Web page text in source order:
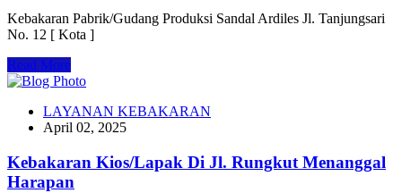
Kebakaran Pabrik/Gudang Produksi Sandal Ardiles Jl. Tanjungsari
No. 12 [ Kota ]
Read More
LAYANAN KEBAKARAN
April 02, 2025
Kebakaran Kios/Lapak Di Jl. Rungkut Menanggal
Harapan